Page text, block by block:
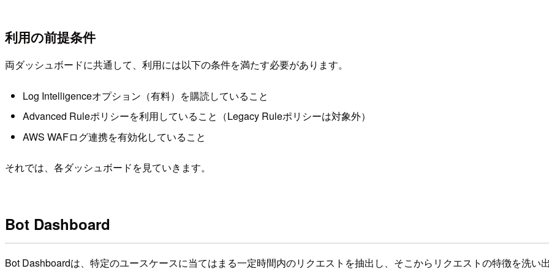
利用の前提条件
両ダッシュボードに共通して、利用には以下の条件を満たす必要があります。
Log Intelligenceオプション（有料）を購読していること
Advanced Ruleポリシーを利用していること（Legacy Ruleポリシーは対象外）
AWS WAFログ連携を有効化していること
それでは、各ダッシュボードを見ていきます。
Bot Dashboard
Bot Dashboardは、特定のユースケースに当てはまる一定時間内のリクエストを抽出し、そこからリクエストの特徴を洗い